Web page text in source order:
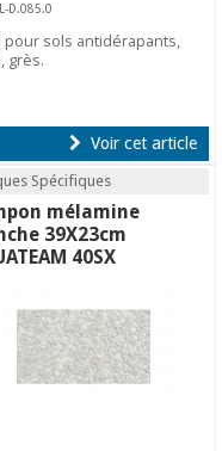
D.085.0
pour sols antidérapants,
grès.
Voir cet article
Spécifiques
mélamine
39X23cm
40SX